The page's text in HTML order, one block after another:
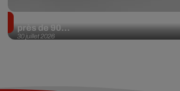
30 juillet 2026
près de 90...